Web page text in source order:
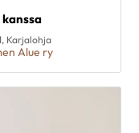
Karjalohja
Alue ry